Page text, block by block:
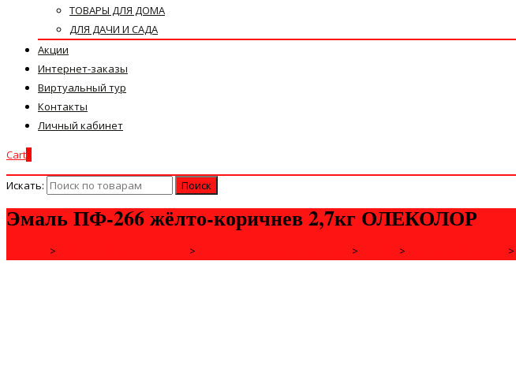
ТОВАРЫ ДЛЯ ДОМА
ДЛЯ ДАЧИ И САДА
Акции
Интернет-заказы
Виртуальный тур
Контакты
Личный кабинет
Cart
Искать:
Эмаль ПФ-266 жёлто-коричнев 2,7кг ОЛЕКОЛОР
> > > > >